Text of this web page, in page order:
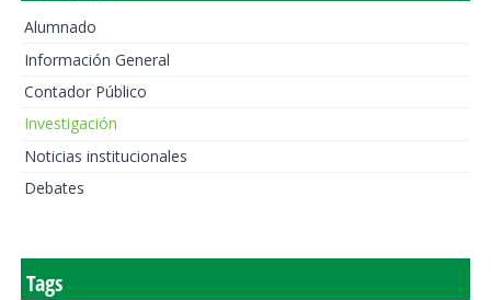
Alumnado
Información General
Contador Público
Investigación
Noticias institucionales
Debates
Tags